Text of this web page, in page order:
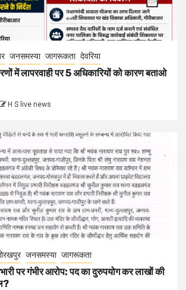
जनसमस्या जागरूकता देवरिया
में लापरवाही पर 5 अधिकारियों को कारण बताओ
H S live news
जनसमस्या जागरूकता
पर गंभीर आरोप: पद का दुरुपयोग कर लाखों की